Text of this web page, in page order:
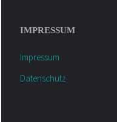
IMPRESSUM
Impressum
Datenschutz